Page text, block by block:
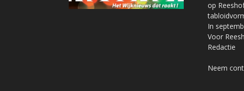
op
In
Voor
Redactie
Neem